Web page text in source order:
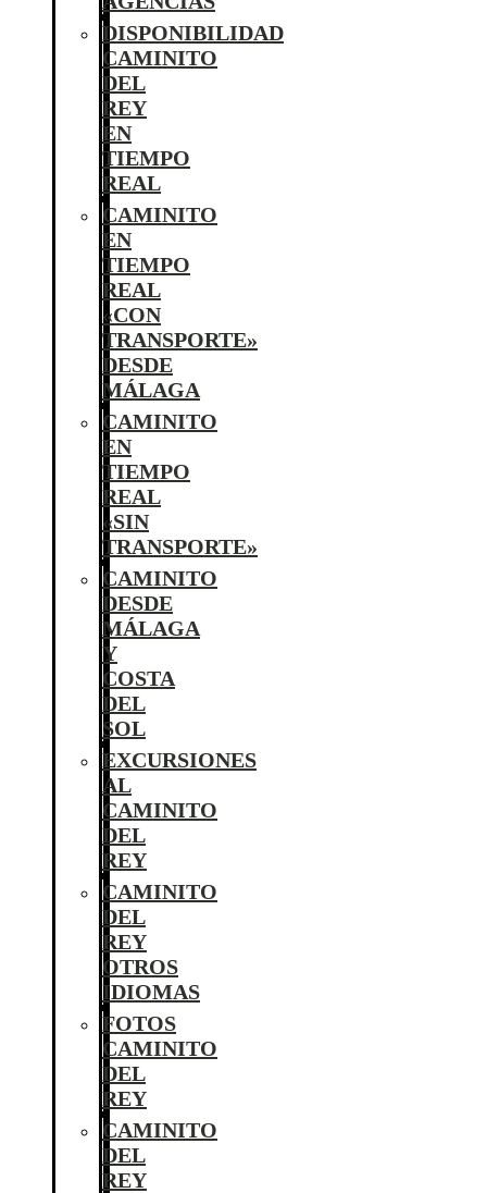
DISPONIBILIDAD
CAMINITO
DEL
REY
EN
TIEMPO
REAL
CAMINITO
EN
TIEMPO
REAL
«CON
TRANSPORTE»
DESDE
MÁLAGA
CAMINITO
EN
TIEMPO
REAL
«SIN
TRANSPORTE»
CAMINITO
DESDE
MÁLAGA
Y
COSTA
DEL
SOL
EXCURSIONES
AL
CAMINITO
DEL
REY
CAMINITO
DEL
REY
OTROS
IDIOMAS
FOTOS
CAMINITO
DEL
REY
CAMINITO
DEL
REY